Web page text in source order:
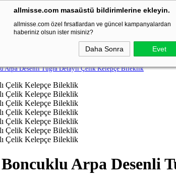
allmisse.com masaüstü bildirimlerine ekleyin.
allmisse.com özel fırsatlardan ve güncel kampanyalardan
haberiniz olsun ister misiniz?
Daha Sonra Evet
500 TL ÜzeriKargo Bedava
Saat 16:00'a Kadar Aynı Gün Kargo
YÜZÜK TAKI SETLERİ TOKA
Arpa Desenli Tuğra Detaylı Çelik Kelepçe Bileklik
Arpa Desenli